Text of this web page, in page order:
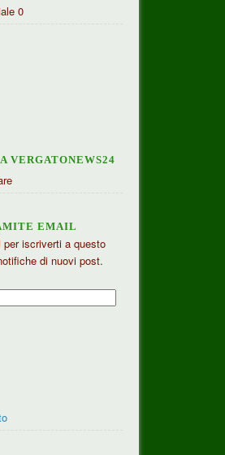
0
VERGATONEWS24
EMAIL
iscriverti a questo
di nuovi post.